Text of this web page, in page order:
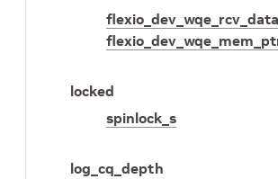
locked
spinlock_s
log_cq_depth